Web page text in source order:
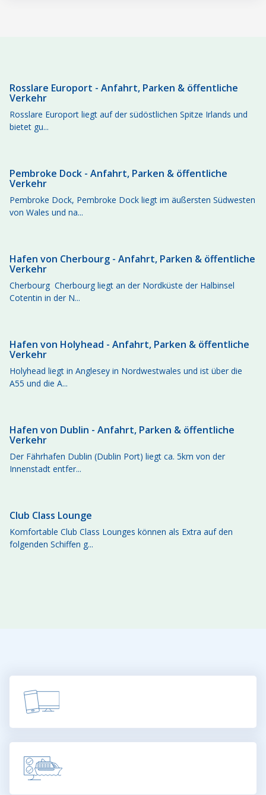
Rosslare Europort - Anfahrt, Parken & öffentliche
Verkehr
Rosslare Europort liegt auf der südöstlichen Spitze Irlands und
bietet gu...
Pembroke Dock - Anfahrt, Parken & öffentliche
Verkehr
Pembroke Dock, Pembroke Dock liegt im äußersten Südwesten
von Wales und na...
Hafen von Cherbourg - Anfahrt, Parken & öffentliche
Verkehr
Cherbourg Cherbourg liegt an der Nordküste der Halbinsel
Cotentin in der N...
Hafen von Holyhead - Anfahrt, Parken & öffentliche
Verkehr
Holyhead liegt in Anglesey in Nordwestwales und ist über die
A55 und die A...
Hafen von Dublin - Anfahrt, Parken & öffentliche
Verkehr
Der Fährhafen Dublin (Dublin Port) liegt ca. 5km von der
Innenstadt entfer...
Club Class Lounge
Komfortable Club Class Lounges können als Extra auf den
folgenden Schiffen g...